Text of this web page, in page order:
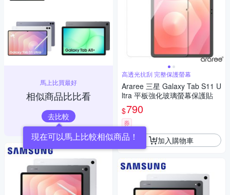
馬上比買最好
相似商品比比看
去比較
現在可以馬上比較相似商品！
高透光抗刮 完整保護螢幕
Araree 三星 Galaxy Tab S11 U
ltra 平板強化玻璃螢幕保護貼
$790
券
加入購物車